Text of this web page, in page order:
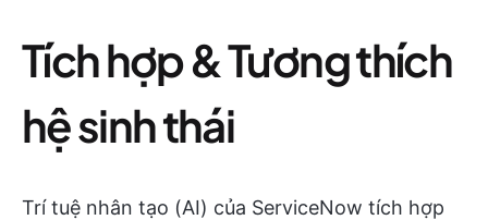
Tích hợp & Tương thích
hệ sinh thái
Trí tuệ nhân tạo (AI) của ServiceNow tích hợp